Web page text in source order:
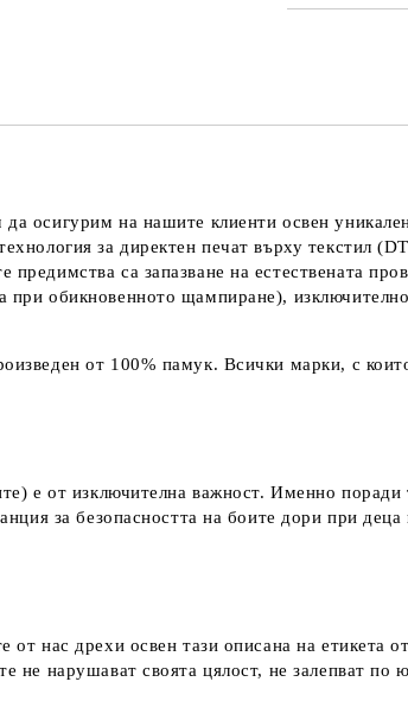
осигурим на нашите клиенти освен
за директен печат върху текстил
са запазване на естествената
при обикновенното щампиране),
от 100% памук. Всички марки, с
е от изключителна важност. Именно
за безопасността на боите дори при
нас дрехи освен тази описана на етикета
не нарушават своята цялост, не залепват по